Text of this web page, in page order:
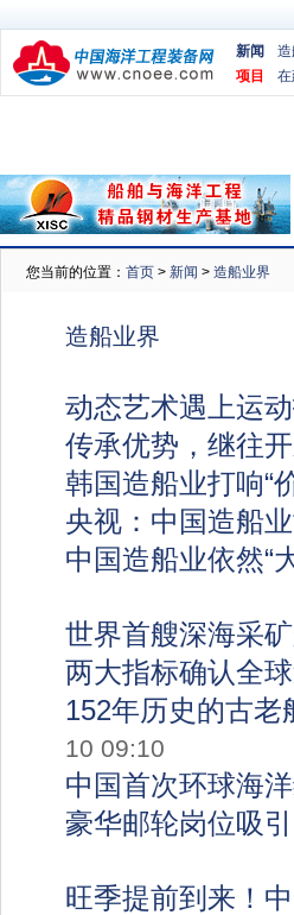
新闻
项目
您当前的位置： 首页 > 新闻 > 造船业界
造船业界
动态艺术遇上运
传承优势，继往
韩国造船业打响“
央视：中国造船
中国造船业依然“
世界首艘深海采
两大指标确认全
152年历史的古
10 09:10
中国首次环球海
豪华邮轮岗位吸
旺季提前到来！